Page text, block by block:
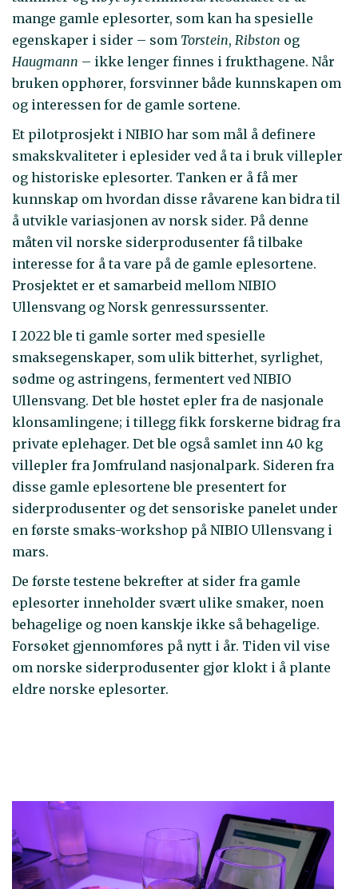
mange gamle eplesorter, som kan ha spesielle
egenskaper i sider – som Torstein, Ribston og
Haugmann – ikke lenger finnes i frukthagene. Når
bruken opphører, forsvinner både kunnskapen om
og interessen for de gamle sortene.
Et pilotprosjekt i NIBIO har som mål å definere
smakskvaliteter i eplesider ved å ta i bruk villepler
og historiske eplesorter. Tanken er å få mer
kunnskap om hvordan disse råvarene kan bidra til
å utvikle variasjonen av norsk sider. På denne
måten vil norske siderprodusenter få tilbake
interesse for å ta vare på de gamle eplesortene.
Prosjektet er et samarbeid mellom NIBIO
Ullensvang og Norsk genressurssenter.
I 2022 ble ti gamle sorter med spesielle
smaksegenskaper, som ulik bitterhet, syrlighet,
sødme og astringens, fermentert ved NIBIO
Ullensvang. Det ble høstet epler fra de nasjonale
klonsamlingene; i tillegg fikk forskerne bidrag fra
private eplehager. Det ble også samlet inn 40 kg
villepler fra Jomfruland nasjonalpark. Sideren fra
disse gamle eplesortene ble presentert for
siderprodusenter og det sensoriske panelet under
en første smaks-workshop på NIBIO Ullensvang i
mars.
De første testene bekrefter at sider fra gamle
eplesorter inneholder svært ulike smaker, noen
behagelige og noen kanskje ikke så behagelige.
Forsøket gjennomføres på nytt i år. Tiden vil vise
om norske siderprodusenter gjør klokt i å plante
eldre norske eplesorter.